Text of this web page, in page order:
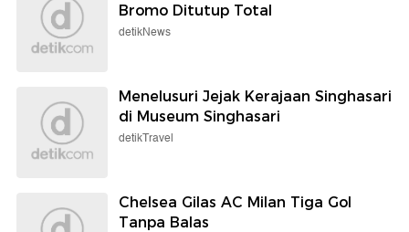
Bromo Ditutup Total
detikNews
Menelusuri Jejak Kerajaan Singhasari
di Museum Singhasari
detikTravel
Chelsea Gilas AC Milan Tiga Gol
Tanpa Balas